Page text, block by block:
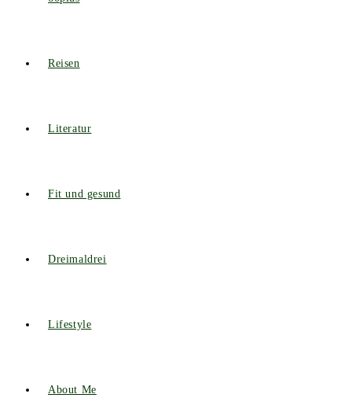
Reisen
Literatur
Fit und gesund
Dreimaldrei
Lifestyle
About Me